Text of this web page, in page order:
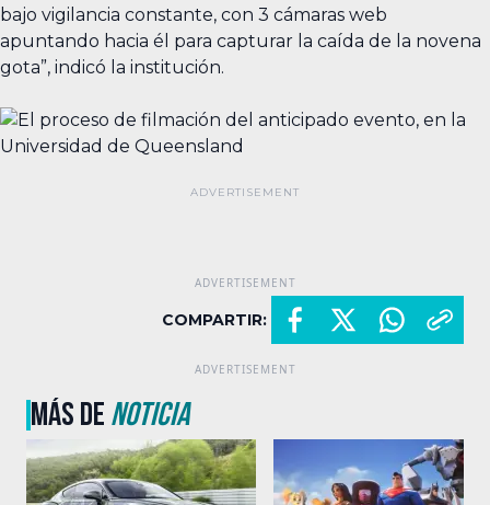
bajo vigilancia constante, con 3 cámaras web
apuntando hacia él para capturar la caída de la novena
gota”, indicó la institución.
COMPARTIR:
MÁS DENOTICIA